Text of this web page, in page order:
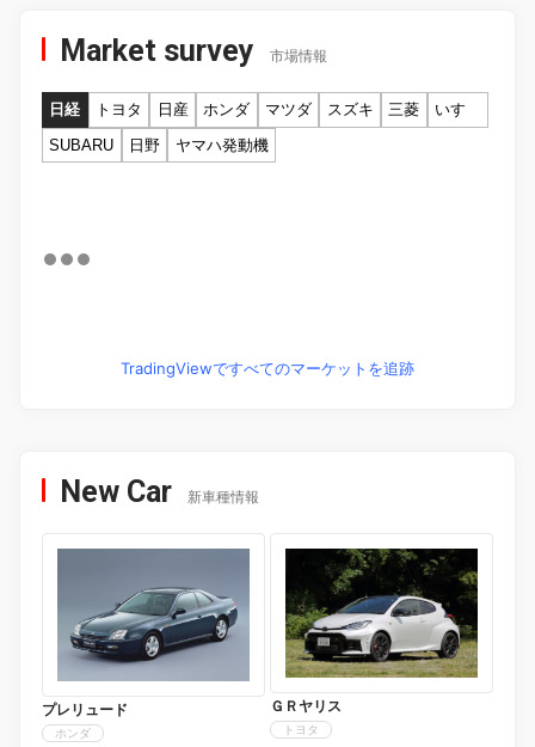
Market survey 市場情報
日経 トヨタ 日産 ホンダ マツダ スズキ 三菱
いすゞ
SUBARU
日野 ヤマハ発動機
TradingViewですべてのマーケットを追跡
New Car 新車種情報
プレリュード
ホンダ
ＧＲヤリス
トヨタ